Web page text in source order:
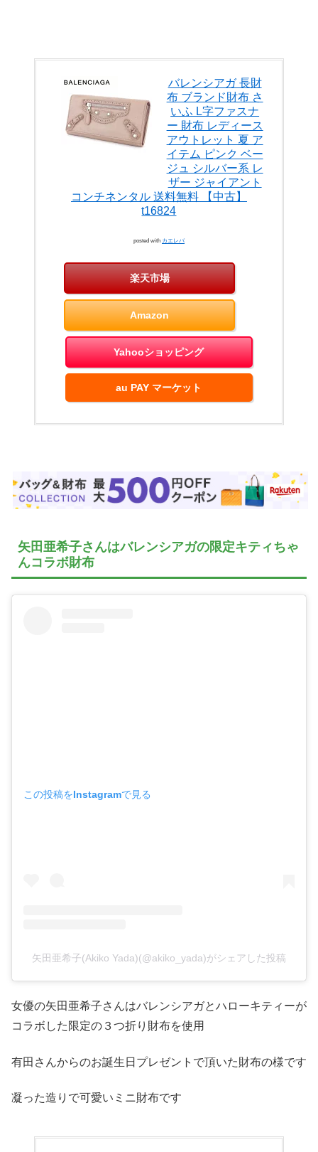
バレンシアガ 長財
布 ブランド財布 さ
いふ L字ファスナ
ー 財布 レディース
アウトレット 夏 ア
イテム ピンク ベー
ジュ シルバー系 レ
ザー ジャイアント
コンチネンタル 送料無料 【中古】
t16824
posted with カエレバ
楽天市場
Amazon
Yahooショッピング
au PAY マーケット
矢田亜希子さんはバレンシアガの限定キティちゃ
んコラボ財布
この投稿をInstagramで見る
矢田亜希子(Akiko Yada)(@akiko_yada)がシェアした投稿
女優の矢田亜希子さんはバレンシアガとハローキティーが
コラボした限定の３つ折り財布を使用
有田さんからのお誕生日プレゼントで頂いた財布の様です
凝った造りで可愛いミニ財布です